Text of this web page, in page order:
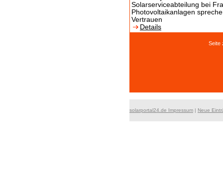
Solarserviceabteilung bei
Photovoltaikanlagen
Vertrauen
Details
solarportal24.de Impressum | Neue